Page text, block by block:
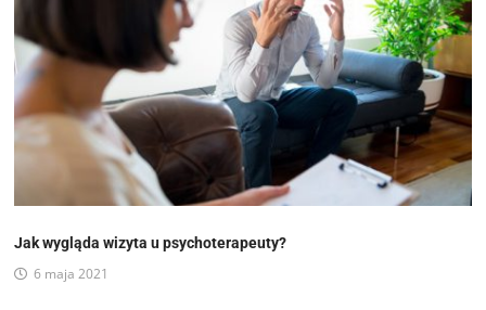
Jak wygląda wizyta u psychoterapeuty?
6 maja 2021